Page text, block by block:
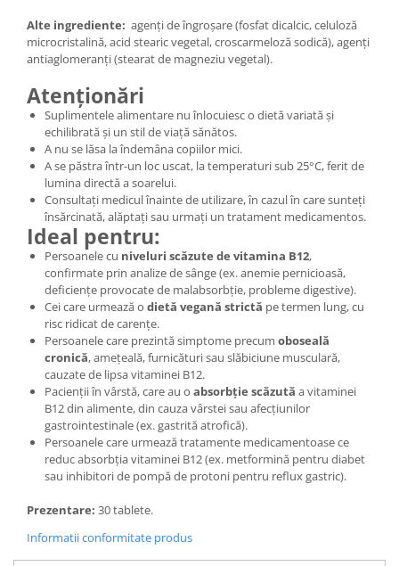
Alte ingrediente: agenți de îngroșare (fosfat dicalcic, celuloză
microcristalină, acid stearic vegetal, croscarmeloză sodică), agenți
antiaglomeranți (stearat de magneziu vegetal).
Atenționări
Suplimentele alimentare nu înlocuiesc o dietă variată și
echilibrată și un stil de viață sănătos.
A nu se lăsa la îndemâna copiilor mici.
A se păstra într-un loc uscat, la temperaturi sub 25°C, ferit de
lumina directă a soarelui.
Consultați medicul înainte de utilizare, în cazul în care sunteți
însărcinată, alăptați sau urmați un tratament medicamentos.
Ideal pentru:
Persoanele cu niveluri scăzute de vitamina B12,
confirmate prin analize de sânge (ex. anemie pernicioasă,
deficiențe provocate de malabsorbție, probleme digestive).
Cei care urmează o dietă vegană strictă pe termen lung, cu
risc ridicat de carențe.
Persoanele care prezintă simptome precum oboseală
cronică, amețeală, furnicături sau slăbiciune musculară,
cauzate de lipsa vitaminei B12.
Pacienții în vârstă, care au o absorbție scăzută a vitaminei
B12 din alimente, din cauza vârstei sau afecțiunilor
gastrointestinale (ex. gastrită atrofică).
Persoanele care urmează tratamente medicamentoase ce
reduc absorbția vitaminei B12 (ex. metformină pentru diabet
sau inhibitori de pompă de protoni pentru reflux gastric).
Prezentare: 30 tablete.
Informatii conformitate produs